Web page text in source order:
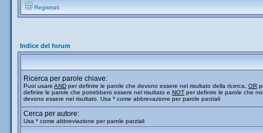
Registrati
Indice del forum
Ricerca per parole chiave:
Puoi usare AND per definire le parole che devono essere nel risultato della ricerca, OR
definire le parole che potrebbero essere nel risultato e NOT per definire le parole che
devono essere nel risultato. Usa * come abbrevazione per parole parziali
Cerca per autore:
Usa * come abbreviazione per parole parziali